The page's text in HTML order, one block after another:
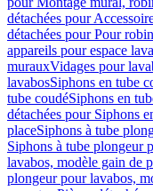
détachées pour
détachées pour Pour
appareils pour espace
murauxVidages pour
lavabosSiphons en tube
tube coudéSiphons en
détachées pour Siphons
placeSiphons à tube
Siphons à tube plongeur
lavabos, modèle gain de
plongeur pour lavabos,